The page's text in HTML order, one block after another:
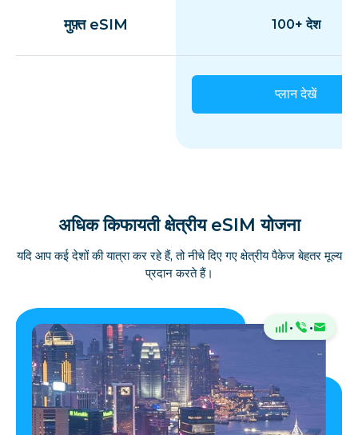
मुफ़्त eSIM 100+ देश
प्लान देखें
अधिक किफायती क्षेत्रीय eSIM योजना
यदि आप कई देशों की यात्रा कर रहे हैं, तो नीचे दिए गए क्षेत्रीय पैकेज बेहतर मूल्य
प्रदान करते हैं।
· ·